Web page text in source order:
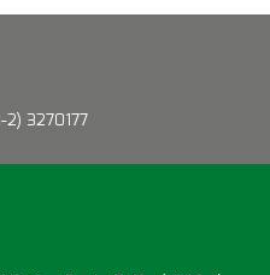
3270177